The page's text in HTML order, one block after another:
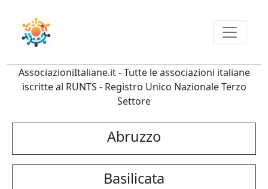
AssociazioniItaliane.it - Tutte le associazioni italiane
iscritte al RUNTS - Registro Unico Nazionale Terzo
Settore
Abruzzo
Basilicata